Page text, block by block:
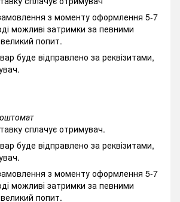
з моменту оформлення 5-7
можливі затримки за певними
попит.
буде відправлено за реквізитами,
сплачує отримувач.
буде відправлено за реквізитами,
з моменту оформлення 5-7
можливі затримки за певними
попит.